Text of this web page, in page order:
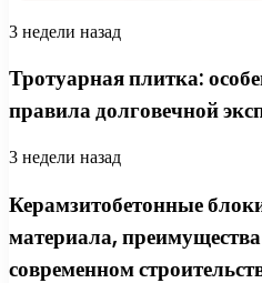
3 недели назад
Тротуарная плитка:
правила долговечной
3 недели назад
Керамзитобетонные
материала,
современном